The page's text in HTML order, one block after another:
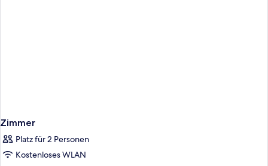
Zimmer
Platz für 2 Personen
Kostenloses WLAN